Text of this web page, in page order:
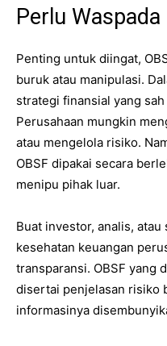
Perlu Waspada
Penting untuk diingat,
buruk atau manipulasi.
strategi finansial yang
Perusahaan mungkin
atau mengelola risiko.
OBSF dipakai secara
menipu pihak luar.
Buat investor, analis,
kesehatan keuangan
transparansi. OBSF yang
disertai penjelasan risiko
informasinya